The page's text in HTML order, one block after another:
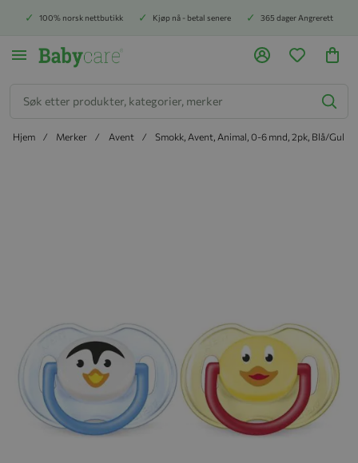
100% norsk nettbutikk Kjøp nå - betal senere 365 dager Angrerett
Hjem Merker Avent Smokk, Avent, Animal, 0-6 mnd, 2pk, Blå/Gul